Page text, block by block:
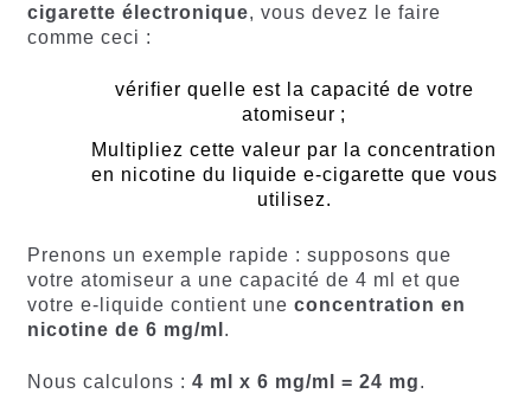
cigarette électronique, vous devez le faire
comme ceci :
vérifier quelle est la capacité de votre
atomiseur ;
Multipliez cette valeur par la concentration
en nicotine du liquide e-cigarette que vous
utilisez.
Prenons un exemple rapide : supposons que
votre atomiseur a une capacité de 4 ml et que
votre e-liquide contient une concentration en
nicotine de 6 mg/ml .
Nous calculons : 4 ml x 6 mg/ml = 24 mg.